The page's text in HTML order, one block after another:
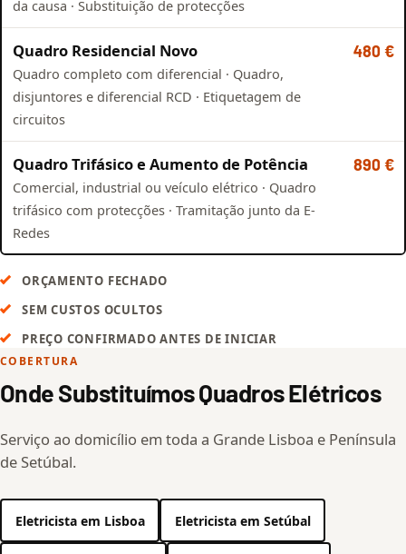
da causa · Substituição de protecções
Quadro Residencial Novo
Quadro completo com diferencial · Quadro,
disjuntores e diferencial RCD · Etiquetagem de
circuitos
480 €
Quadro Trifásico e Aumento de Potência
Comercial, industrial ou veículo elétrico · Quadro
trifásico com protecções · Tramitação junto da E-
Redes
890 €
ORÇAMENTO FECHADO
SEM CUSTOS OCULTOS
PREÇO CONFIRMADO ANTES DE INICIAR
COBERTURA
Onde Substituímos Quadros Elétricos
Serviço ao domicílio em toda a Grande Lisboa e Península
de Setúbal.
Eletricista em Lisboa Eletricista em Setúbal